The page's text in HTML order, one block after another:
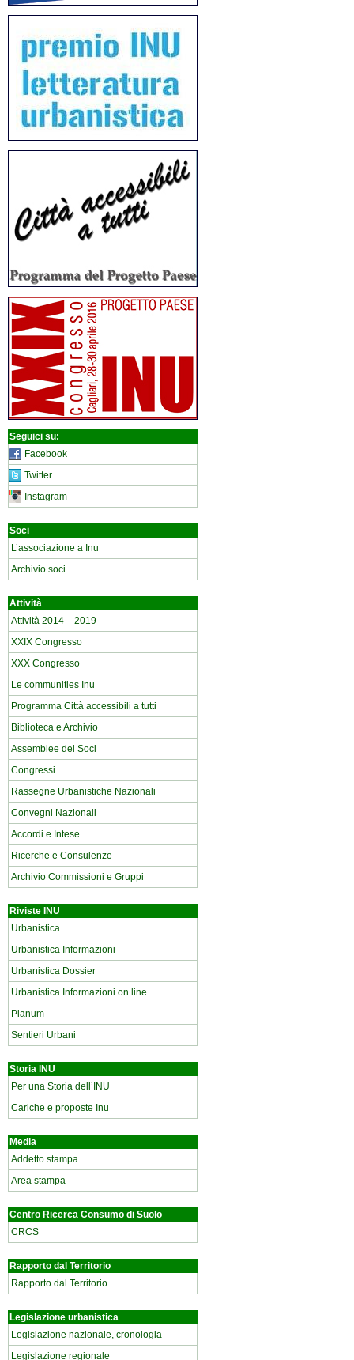
Seguici su:
Facebook
Twitter
Instagram
Soci
L’associazione a Inu
Archivio soci
Attività
Attività 2014 – 2019
XXIX Congresso
XXX Congresso
Le communities Inu
Programma Città accessibili a tutti
Biblioteca e Archivio
Assemblee dei Soci
Congressi
Rassegne Urbanistiche Nazionali
Convegni Nazionali
Accordi e Intese
Ricerche e Consulenze
Archivio Commissioni e Gruppi
Riviste INU
Urbanistica
Urbanistica Informazioni
Urbanistica Dossier
Urbanistica Informazioni on line
Planum
Sentieri Urbani
Storia INU
Per una Storia dell’INU
Cariche e proposte Inu
Media
Addetto stampa
Area stampa
Centro Ricerca Consumo di Suolo
CRCS
Rapporto dal Territorio
Rapporto dal Territorio
Legislazione urbanistica
Legislazione nazionale, cronologia
Legislazione regionale